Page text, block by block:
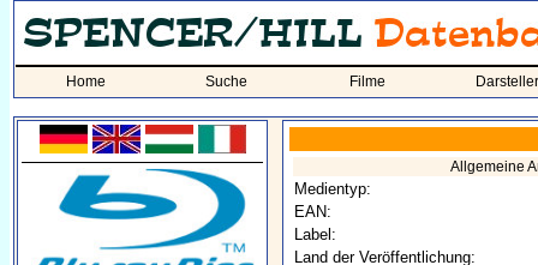
Home Suche Filme Darsteller
Allgemeine
Medientyp:
EAN:
Label:
Land der Veröffentlichung: